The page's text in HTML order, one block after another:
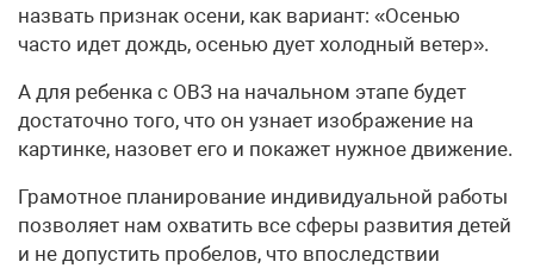
назвать признак осени, как вариант: «Осенью
часто идет дождь, осенью дует холодный ветер».
А для ребенка с ОВЗ на начальном этапе будет
достаточно того, что он узнает изображение на
картинке, назовет его и покажет нужное движение.
Грамотное планирование индивидуальной работы
позволяет нам охватить все сферы развития детей
и не допустить пробелов, что впоследствии